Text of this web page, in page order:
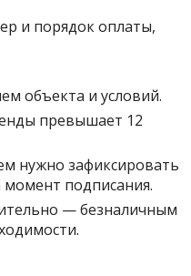
и порядок оплаты,
объекта и условий.
превышает 12
нужно зафиксировать
момент подписания.
— безналичным